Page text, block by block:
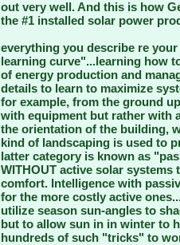
out very well. And this is how
the #1 installed solar power
everything you describe re
learning curve"...learning how
of energy production and
details to learn to maximize
for example, from the ground
with equipment but rather with
the orientation of the building,
kind of landscaping is used to
latter category is known as
WITHOUT active solar
comfort. Intelligence with
for the more costly active
utilize season sun-angles to
but to allow sun in in winter to
hundreds of such "tricks" to